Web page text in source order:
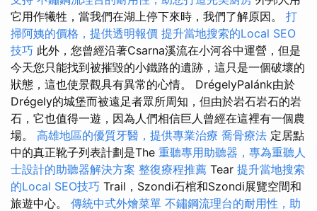
它用作犧牲，當我們在湖上停下來時，我們了解原因。 打
掃阿姨的價格，提供透明報價 提升當地搜索的Local SEO
技巧 此外，您曾經沿著Csarna溪流在小河谷中運營，但是
今天您只能找到被摧毀的小鐵路的遺跡，這只是一個破壞的
狀態，這也使景觀具有異常的心情。 DrégelyPalánk由於
Drégely的城堡而被遠足者眾所周知，但由於岩石岩石的岩
石，它也值得一遊，因為人們相信巨人曾經在這裡有一個農
場。 高雄地區的優質牙醫，提供專業治療 喬骨療法 定居點
中的真正靴子列表計劃是The 重聽專用助聽器，專為重聽人
士設計的助聽器解決方案 整復療程推薦 Tear 提升當地搜索
的Local SEO技巧 Trail，Szondi石棺和Szondi展覽空間和
旅遊中心。 傳統中式外燴菜單 不鏽鋼流理台的耐用性，助